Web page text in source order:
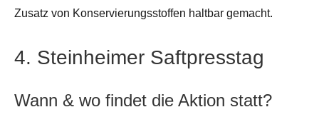
Zusatz von Konservierungsstoffen haltbar gemacht.
4. Steinheimer Saftpresstag
Wann & wo findet die Aktion statt?